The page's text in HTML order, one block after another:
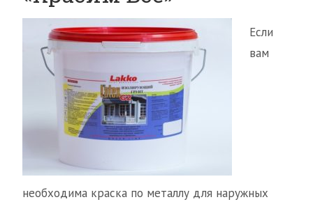
Если
вам
необходима краска по металлу для наружных